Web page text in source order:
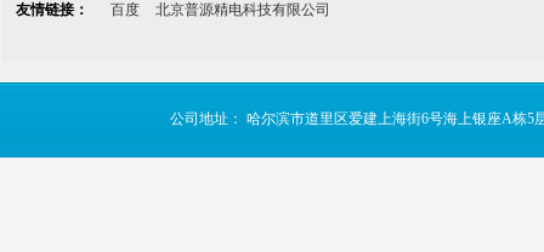
友情链接： 百度 北京普源精电科技有限公司
公司地址： 哈尔滨市道里区爱建上海街6号海上银座A